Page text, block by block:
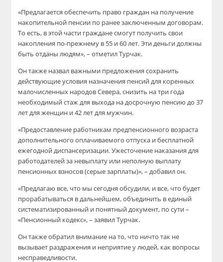
«Предлагается обеспечить право граждан на получение
накопительной пенсии по ранее заключенным договорам.
То есть, в этой части граждане смогут получить свои
накопления по-прежнему в 55 и 60 лет. Эти деньги должны
быть отданы людям», – отметил Турчак.
Он также назвал важными предложения сохранить
действующие условия назначения пенсий для коренных
малочисленных народов Севера, снизить на три года
необходимый стаж для выхода на досрочную пенсию до 37
лет для женщин и 42 лет для мужчин.
«Предоставление работникам предпенсионного возраста
дополнительного оплачиваемого отпуска и бесплатной
ежегодной диспансеризации. Ужесточение наказания для
работодателей за невыплату или неполную выплату
пенсионных взносов (серые зарплаты)», – добавил он.
«Предлагаю все, что мы сегодня обсудили, и все, что будет
прорабатываться в дальнейшем, объединить в единый
систематизированный и понятный документ, по сути –
«Пенсионный кодекс», – заявил Турчак.
Он также обратил внимание на то, что ничто так не
вызывает раздражения и неприятие у людей, как вопросы
несправедливости.